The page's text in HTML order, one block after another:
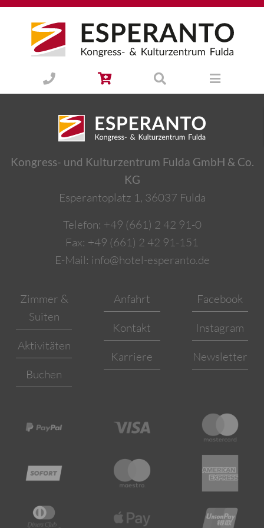
Kongress- und Kulturzentrum Fulda GmbH & Co.
KG
Esperantoplatz 1, 36037 Fulda
Telefon: +49 (661) 2 42 91-0
Fax: +49 (661) 2 42 91-151
E-Mail: info@hotel-esperanto.de
Zimmer &
Suiten
Aktivitäten
Buchen
Anfahrt
Kontakt
Karriere
Facebook
Instagram
Newsletter